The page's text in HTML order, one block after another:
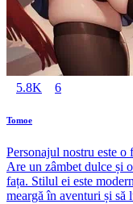
5.8K 6
Tomoe
Personajul nostru este
Are un zâmbet dulce și
fața. Stilul ei este
meargă în aventuri și să